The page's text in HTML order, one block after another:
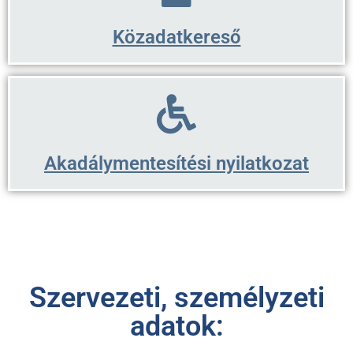
Közadatkereső
Akadálymentesítési nyilatkozat
Szervezeti, személyzeti
adatok: